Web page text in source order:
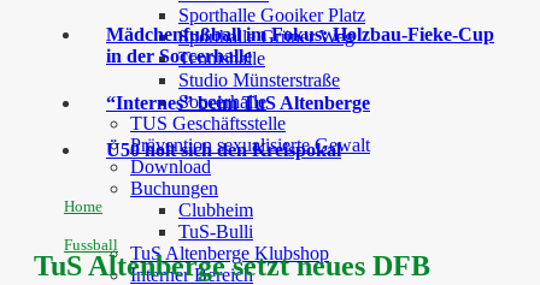
Sporthalle Gooiker Platz
Sporthalle Grüner Weg
Tennishalle
Studio Münsterstraße
Soccerhalle
TUS Geschäftsstelle
Prävention sexualisierte Gewalt
Download
Buchungen
Clubheim
TuS-Bulli
TuS Altenberge Klubshop
Interner Bereich
Mädchenfußball im Fokus: Holzbau-Fieke-Cup
in der Soccerhalle
“Internes” beim TuS Altenberge
Ü50 holt sich den Kreispokal
Home
Fussball
TuS Altenberge setzt neues DFB